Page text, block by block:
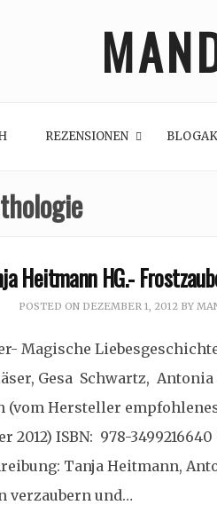
REZENSIONEN
Heitmann HG.-
POSTED ON DEZEMBER 1, 2012BY
Magische
Gesa Schwartz,
(vom Hersteller
2012) ISBN: 978-
Tanja Heitmann,
verzaubern und…